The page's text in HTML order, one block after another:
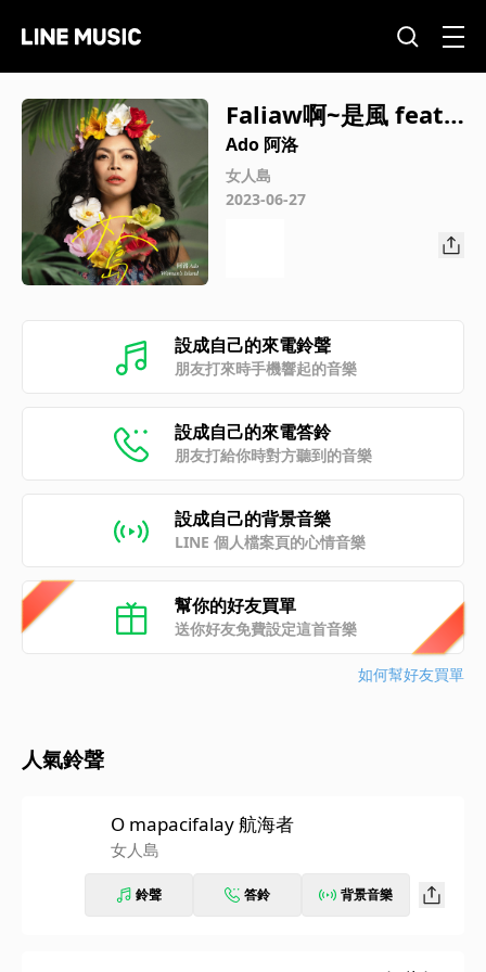
Faliaw啊~是風 feat.S
eptina Layan
Ado 阿洛
女人島
2023-06-27
設成自己的來電鈴聲
朋友打來時手機響起的音樂
設成自己的來電答鈴
朋友打給你時對方聽到的音樂
設成自己的背景音樂
LINE 個人檔案頁的心情音樂
幫你的好友買單
送你好友免費設定這首音樂
如何幫好友買單
人氣鈴聲
O mapacifalay 航海者
女人島
鈴聲 答鈴 背景音樂